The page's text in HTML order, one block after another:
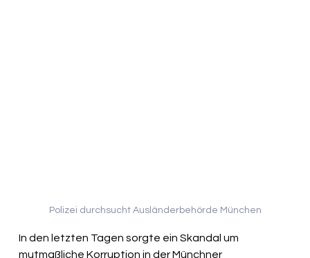
Polizei durchsucht Ausländerbehörde München
In den letzten Tagen sorgte ein Skandal um
mutmaßliche Korruption in der Münchner